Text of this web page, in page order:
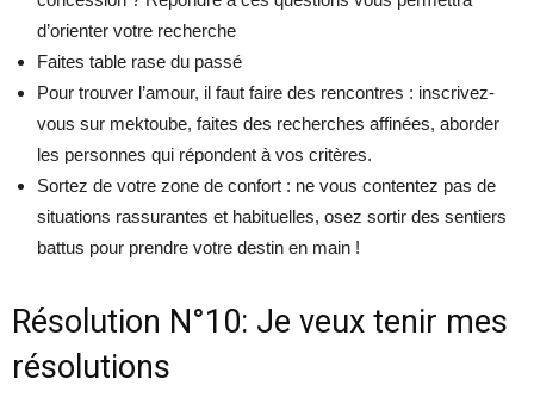
d’orienter votre recherche
Faites table rase du passé
Pour trouver l’amour, il faut faire des rencontres : inscrivez-
vous sur mektoube, faites des recherches affinées, aborder
les personnes qui répondent à vos critères.
Sortez de votre zone de confort : ne vous contentez pas de
situations rassurantes et habituelles, osez sortir des sentiers
battus pour prendre votre destin en main !
Résolution N°10: Je veux tenir mes
résolutions